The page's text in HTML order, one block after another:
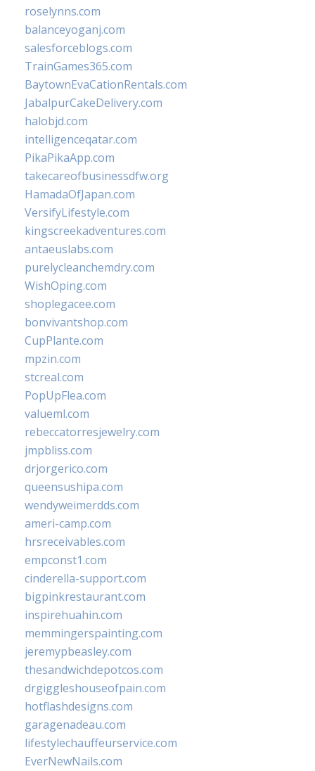
roselynns.com
balanceyoganj.com
salesforceblogs.com
TrainGames365.com
BaytownEvaCationRentals.com
JabalpurCakeDelivery.com
halobjd.com
intelligenceqatar.com
PikaPikaApp.com
takecareofbusinessdfw.org
HamadaOfJapan.com
VersifyLifestyle.com
kingscreekadventures.com
antaeuslabs.com
purelycleanchemdry.com
WishOping.com
shoplegacee.com
bonvivantshop.com
CupPlante.com
mpzin.com
stcreal.com
PopUpFlea.com
valueml.com
rebeccatorresjewelry.com
jmpbliss.com
drjorgerico.com
queensushipa.com
wendyweimerdds.com
ameri-camp.com
hrsreceivables.com
empconst1.com
cinderella-support.com
bigpinkrestaurant.com
inspirehuahin.com
memmingerspainting.com
jeremypbeasley.com
thesandwichdepotcos.com
drgiggleshouseofpain.com
hotflashdesigns.com
garagenadeau.com
lifestylechauffeurservice.com
EverNewNails.com